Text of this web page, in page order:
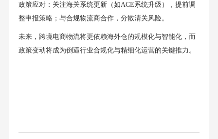
政策应对：关注海关系统更新（如ACE系统升级），提前调
整申报策略；与合规物流商合作，分散清关风险。
未来，跨境电商物流将更依赖海外仓的规模化与智能化，而
政策变动将成为倒逼行业合规化与精细化运营的关键推力。